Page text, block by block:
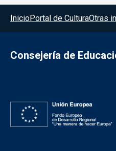
Menú del pie
InicioPortal de CulturaOtras
Consejería de